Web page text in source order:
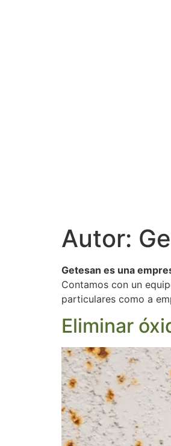
Autor:
Getesan es una
Contamos con un
particulares como a
Eliminar